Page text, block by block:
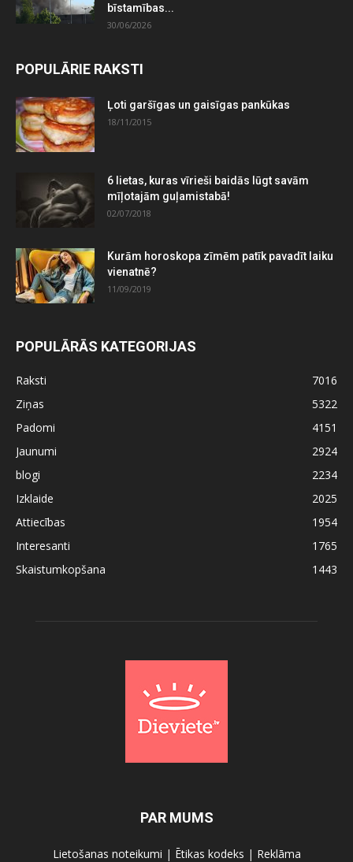
bīstamības...
30/06/2026
POPULĀRIE RAKSTI
Ļoti garšīgas un gaisīgas pankūkas
18/11/2015
6 lietas, kuras vīrieši baidās lūgt savām
mīļotajām guļamistabā!
02/07/2018
Kurām horoskopa zīmēm patīk pavadīt laiku
vienatnē?
11/09/2019
POPULĀRĀS KATEGORIJAS
Raksti
7016
Ziņas
5322
Padomi
4151
Jaunumi
2924
blogi
2234
Izklaide
2025
Attiecības
1954
Interesanti
1765
Skaistumkopšana
1443
PAR MUMS
Lietošanas noteikumi | Ētikas kodeks | Reklāma